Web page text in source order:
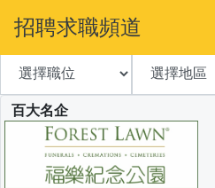
招聘求職頻道
百大名企